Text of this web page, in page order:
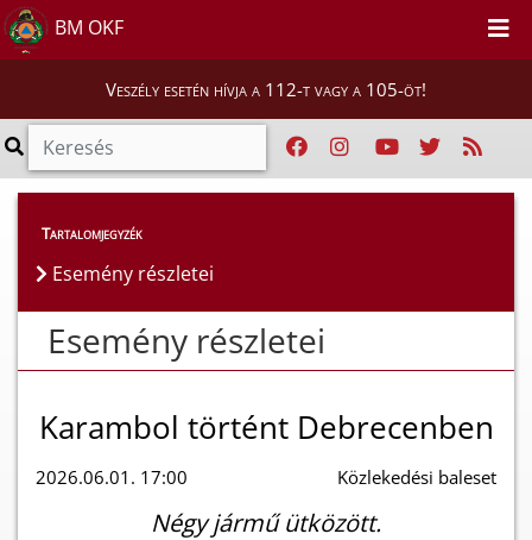
BM OKF
Veszély esetén hívja a 112-t vagy a 105-öt!
Esemény részletei
Tartalomjegyzék
Esemény részletei
Esemény részletei
Karambol történt Debrecenben
2026.06.01. 17:00 Közlekedési baleset
Négy jármű ütközött.